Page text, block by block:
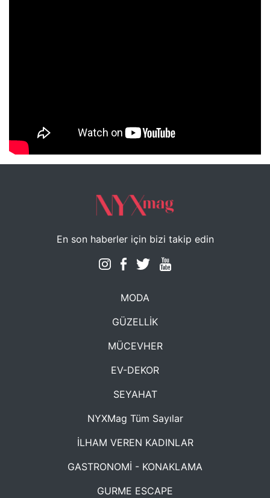
NYXmag 2. Yaş Kutlama Etkinliği
En son haberler için bizi takip edin
MODA
GÜZELLİK
MÜCEVHER
EV-DEKOR
SEYAHAT
NYXMag Tüm Sayılar
İLHAM VEREN KADINLAR
GASTRONOMİ - KONAKLAMA
GURME ESCAPE